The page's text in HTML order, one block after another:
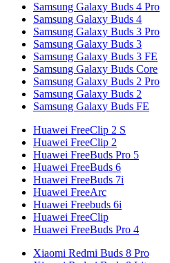
Samsung Galaxy Buds 4 Pro
Samsung Galaxy Buds 4
Samsung Galaxy Buds 3 Pro
Samsung Galaxy Buds 3
Samsung Galaxy Buds 3 FE
Samsung Galaxy Buds Core
Samsung Galaxy Buds 2 Pro
Samsung Galaxy Buds 2
Samsung Galaxy Buds FE
Huawei FreeClip 2 S
Huawei FreeClip 2
Huawei FreeBuds Pro 5
Huawei FreeBuds 6
Huawei FreeBuds 7i
Huawei FreeArc
Huawei Freebuds 6i
Huawei FreeClip
Huawei FreeBuds Pro 4
Xiaomi Redmi Buds 8 Pro